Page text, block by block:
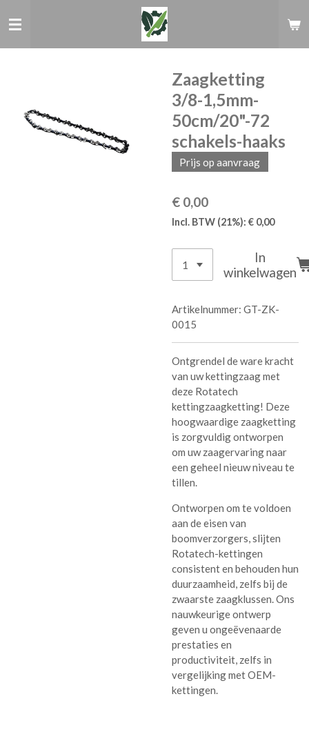
direct
Zaagketting
3/8-1,5mm-
50cm/20"-72
schakels-haaks
Prijs op aanvraag
€ 0,00
Incl. BTW (21%): € 0,00
In
winkelwagen
Artikelnummer: GT-ZK-
0015
Ontgrendel de ware kracht
van uw kettingzaag met
deze Rotatech
kettingzaagketting! Deze
hoogwaardige zaagketting
is zorgvuldig ontworpen
om uw zaagervaring naar
een geheel nieuw niveau te
tillen.
Ontworpen om te voldoen
aan de eisen van
boomverzorgers, slijten
Rotatech-kettingen
consistent en behouden hun
duurzaamheid, zelfs bij de
zwaarste zaagklussen. Ons
nauwkeurige ontwerp
geven u ongeëvenaarde
prestaties en
productiviteit, zelfs in
vergelijking met OEM-
kettingen.